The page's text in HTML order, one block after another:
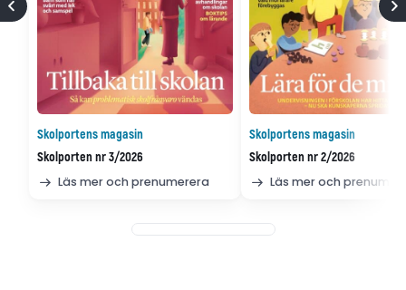
Skolportens magasin
Skolporten nr 3/2026
Läs mer och prenumerera
Skolportens magasin
Skolporten nr 2/2026
Läs mer och